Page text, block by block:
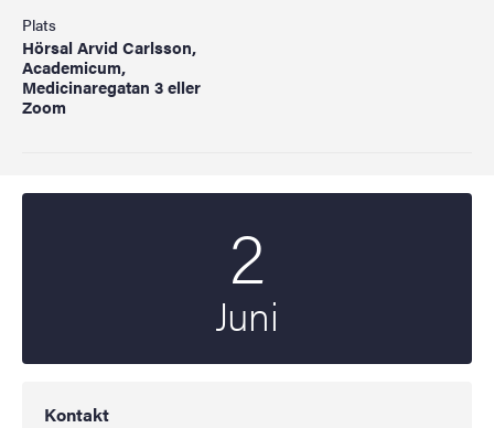
Plats
Hörsal Arvid Carlsson,
Academicum,
Medicinaregatan 3 eller
Zoom
2
Juni
Kontakt